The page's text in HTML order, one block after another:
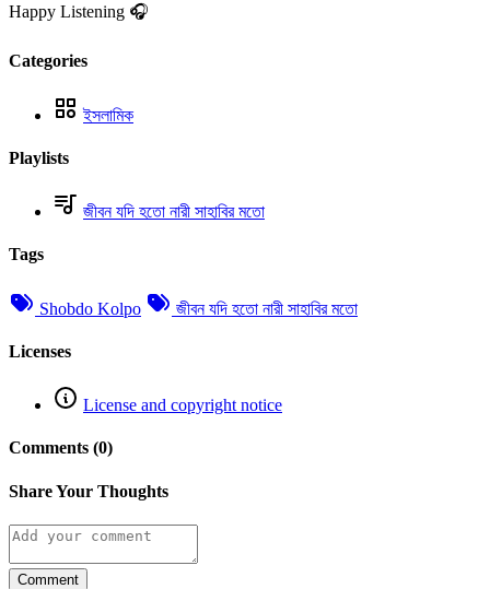
Happy Listening 🎧
Categories
ইসলামিক
Playlists
জীবন যদি হতো নারী সাহাবির মতো
Tags
Shobdo Kolpo জীবন যদি হতো নারী সাহাবির মতো
Licenses
License and copyright notice
Comments (0)
Share Your Thoughts
Comment